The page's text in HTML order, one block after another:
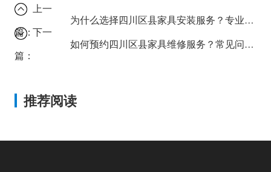
上一
篇：
为什么选择四川区县家具安装服务？专业技巧大揭秘。
下一
篇：
如何预约四川区县家具维修服务？常见问题快速解决指南
推荐阅读